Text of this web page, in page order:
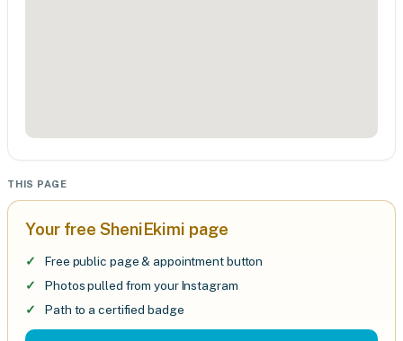
THIS PAGE
Your free SheniEkimi page
Free public page & appointment button
Photos pulled from your Instagram
Path to a certified badge